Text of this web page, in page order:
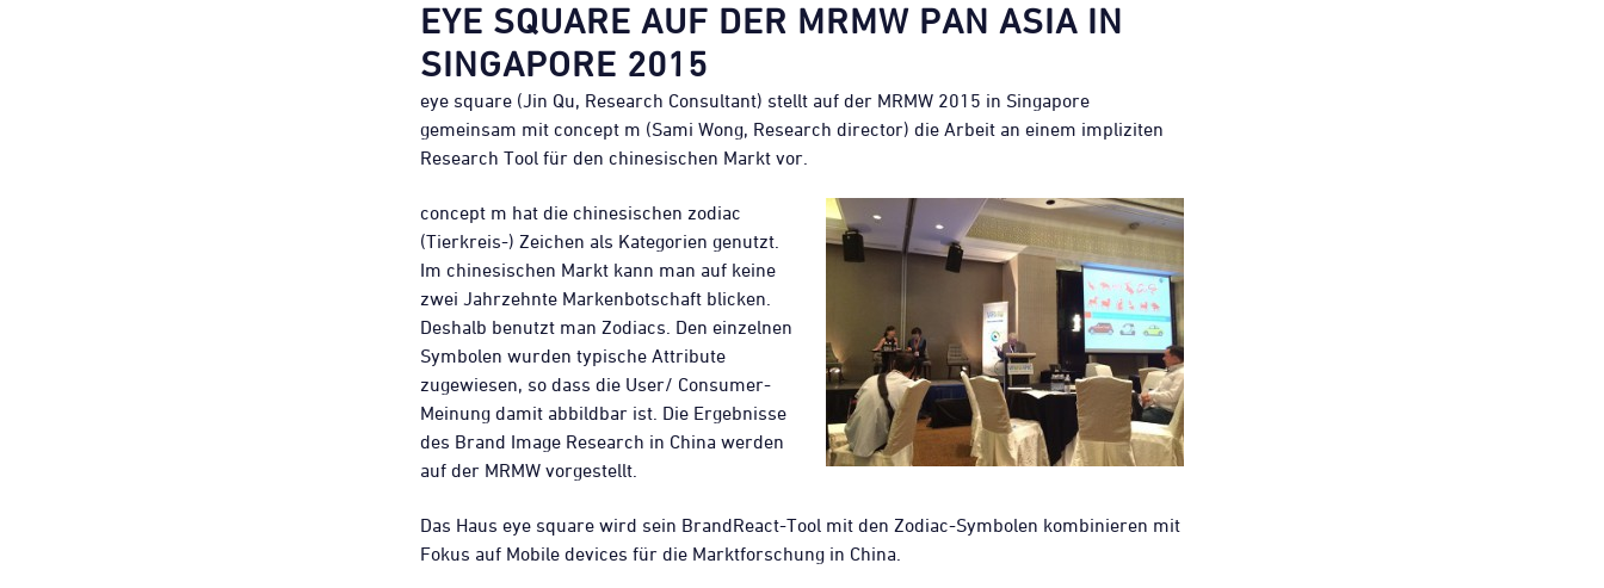
EYE SQUARE AUF DER MRMW PAN ASIA IN
SINGAPORE 2015
eye square (Jin Qu, Research Consultant) stellt auf der MRMW 2015 in Singapore
gemeinsam mit concept m (Sami Wong, Research director) die Arbeit an einem impliziten
Research Tool für den chinesischen Markt vor.
concept m hat die chinesischen zodiac
(Tierkreis-) Zeichen als Kategorien genutzt.
Im chinesischen Markt kann man auf keine
zwei Jahrzehnte Markenbotschaft blicken.
Deshalb benutzt man Zodiacs. Den einzelnen
Symbolen wurden typische Attribute
zugewiesen, so dass die User/ Consumer-
Meinung damit abbildbar ist. Die Ergebnisse
des Brand Image Research in China werden
auf der MRMW vorgestellt.
Das Haus eye square wird sein BrandReact-Tool mit den Zodiac-Symbolen kombinieren mit
Fokus auf Mobile devices für die Marktforschung in China.